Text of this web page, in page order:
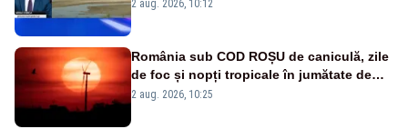
2 aug. 2026, 10:12
România sub COD ROȘU de caniculă, zile
de foc și nopți tropicale în jumătate de
țară
2 aug. 2026, 10:25